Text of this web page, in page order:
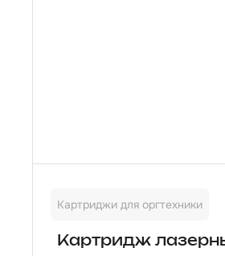
Картриджи для оргтехники
Картридж